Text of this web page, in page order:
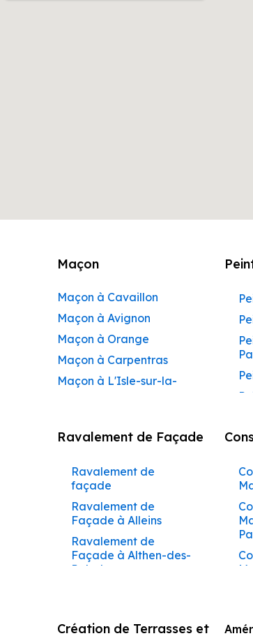
Maçon
Maçon à Cavaillon
Maçon à Avignon
Maçon à Orange
Maçon à Carpentras
Maçon à L'Isle-sur-la-
Maçon à Pertuis
Maçon à Le Pontet
Maçon à Vaison-la-
Romaine
Maçon à Bollène
Maçon à Monteux
Avignon
Ravalement de Façade
Ravalement de
façade
Ravalement de
Façade à Alleins
Ravalement de
Façade à Althen-des-
Paluds
Ravalement de
Création de Terrasses et